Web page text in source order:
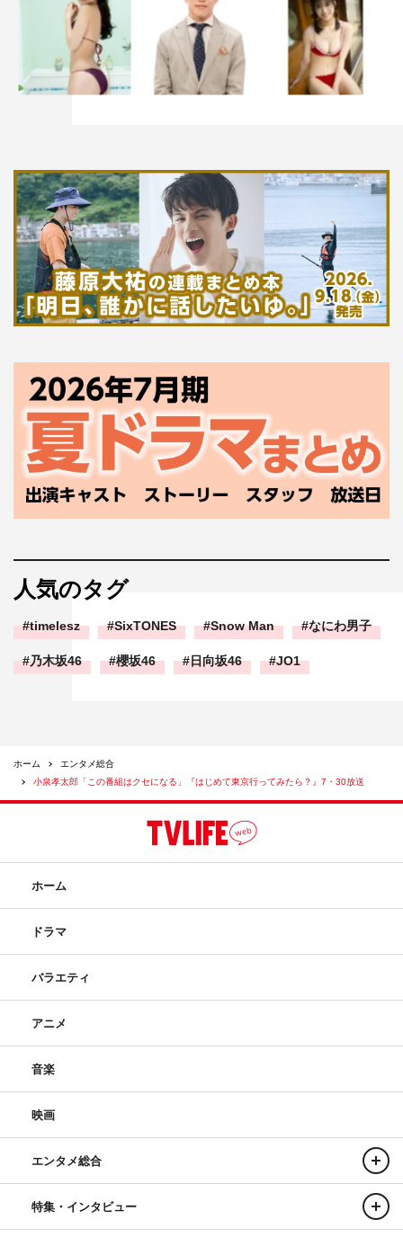
人気のタグ
timelesz SixTONES Snow Man なにわ男子
乃木坂46 櫻坂46 日向坂46 JO1
ホーム
エンタメ総合
小泉孝太郎「この番組はクセになる」『はじめて東京行ってみたら？』7・30放送
ホーム
ドラマ
バラエティ
アニメ
音楽
映画
エンタメ総合
特集・インタビュー